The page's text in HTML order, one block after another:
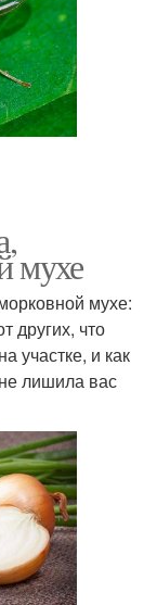
мухе
мухе:
других, что
участке, и как
лишила вас